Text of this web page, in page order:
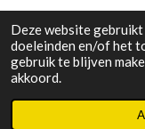
Deze website
doeleinden en/of het
gebruik te blijven
akkoord.